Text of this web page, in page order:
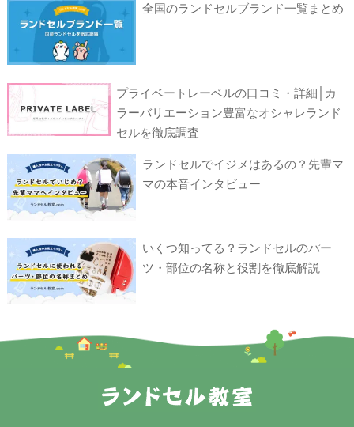
全国のランドセルブランド一覧まとめ
プライベートレーベルの口コミ・詳細│カ
ラーバリエーション豊富なオシャレランド
セルを徹底調査
ランドセルでイジメはあるの？先輩マ
マの本音インタビュー
いくつ知ってる？ランドセルのパー
ツ・部位の名称と役割を徹底解説